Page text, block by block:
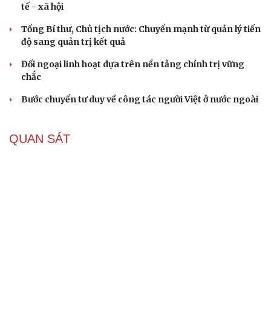
tế - xã hội
Tổng Bí thư, Chủ tịch nước: Chuyển mạnh từ quản lý tiến
độ sang quản trị kết quả
Đối ngoại linh hoạt dựa trên nền tảng chính trị vững
chắc
Bước chuyển tư duy về công tác người Việt ở nước ngoài
QUAN SÁT